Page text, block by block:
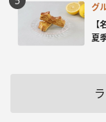
グ
夏